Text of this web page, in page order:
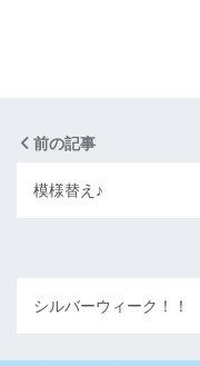
前の記事
模様替え♪
シルバーウィーク！！